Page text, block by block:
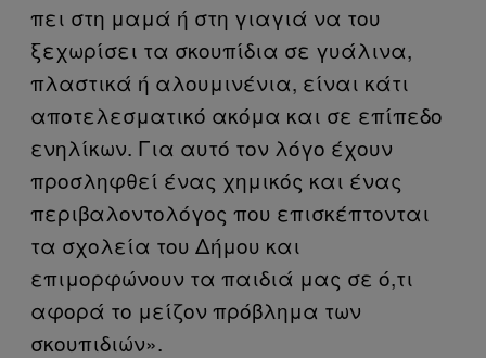
πει στη μαμά ή στη γιαγιά να του
ξεχωρίσει τα σκουπίδια σε γυάλινα,
πλαστικά ή αλουμινένια, είναι κάτι
αποτελεσματικό ακόμα και σε επίπεδο
ενηλίκων. Για αυτό τον λόγο έχουν
προσληφθεί ένας χημικός και ένας
περιβαλοντολόγος που επισκέπτονται
τα σχολεία του Δήμου και
επιμορφώνουν τα παιδιά μας σε ό,τι
αφορά το μείζον πρόβλημα των
σκουπιδιών».